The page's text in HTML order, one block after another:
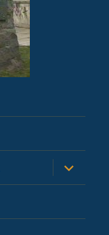
Zobrazit
položky